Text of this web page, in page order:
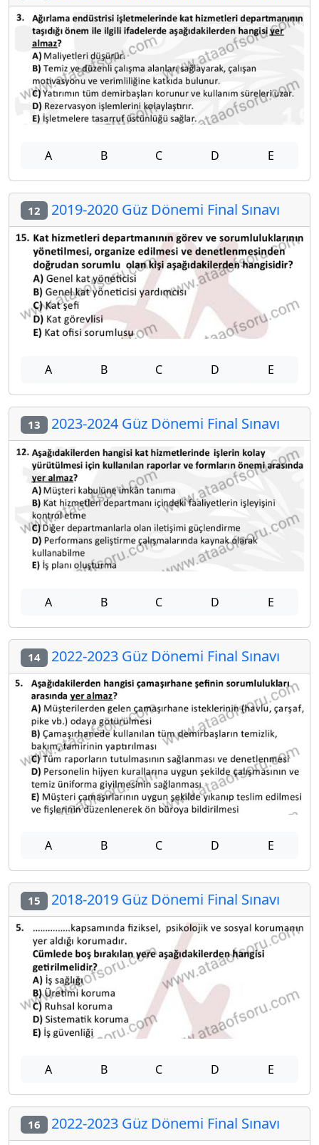
A B C D E
12 2019-2020 Güz Dönemi Final Sınavı
A B C D E
13 2023-2024 Güz Dönemi Final Sınavı
A B C D E
14 2022-2023 Güz Dönemi Final Sınavı
A B C D E
15 2018-2019 Güz Dönemi Final Sınavı
A B C D E
16 2022-2023 Güz Dönemi Final Sınavı